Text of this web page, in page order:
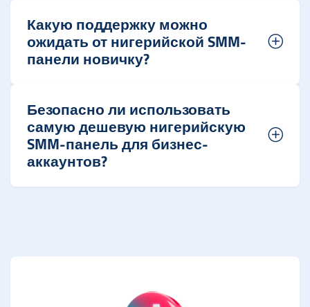
Какую поддержку можно
ожидать от нигерийской SMM-
панели новичку?
Безопасно ли использовать
самую дешевую нигерийскую
SMM-панель для бизнес-
аккаунтов?